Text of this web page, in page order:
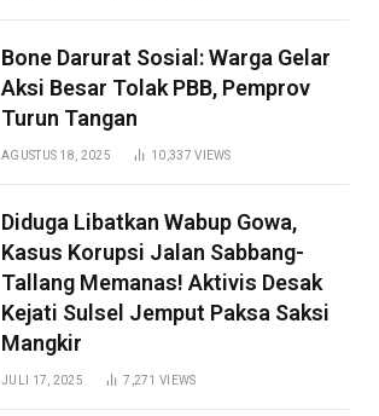
Bone Darurat Sosial: Warga Gelar
Aksi Besar Tolak PBB, Pemprov
Turun Tangan
AGUSTUS 18, 2025 10,337VIEWS
Diduga Libatkan Wabup Gowa,
Kasus Korupsi Jalan Sabbang-
Tallang Memanas! Aktivis Desak
Kejati Sulsel Jemput Paksa Saksi
Mangkir
JULI 17, 2025 7,271VIEWS